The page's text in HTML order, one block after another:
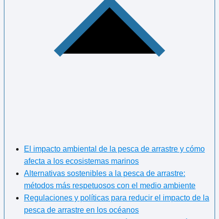
El impacto ambiental de la pesca de arrastre y cómo
afecta a los ecosistemas marinos
Alternativas sostenibles a la pesca de arrastre:
métodos más respetuosos con el medio ambiente
Regulaciones y políticas para reducir el impacto de la
pesca de arrastre en los océanos